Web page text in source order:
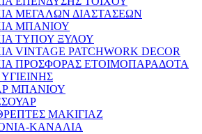
ΜΕΓΑΛΩΝ ΔΙΑΣΤΑΣΕΩΝ
ΜΠΑΝΙΟΥ
ΤΥΠΟΥ ΞΥΛΟΥ
VINTAGE PATCHWORK DECOR
ΠΡΟΣΦΟΡΑΣ ΕΤΟΙΜΟΠΑΡΑΔΟΤΑ
ΜΠΑΝΙΟΥ
ΜΑΚΙΓΙΑΖ
ΚΑΝΑΛΙΑ